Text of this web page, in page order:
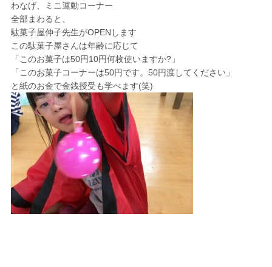
わなげ、ミニ運動コーナー
全部まわると、
駄菓子屋伸子先生がOPENします
この駄菓子屋さんは年齢に応じて
「このお菓子は50円10円何枚使いますか?」
「このお菓子コーナーは50円です。50円渡してください」
と紙のお金で金銭授受も学べます(笑)